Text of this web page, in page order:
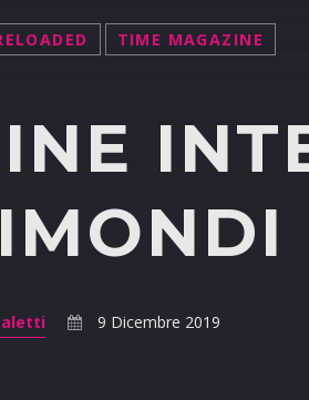
TIME MAGAZINE
9 Dicembre 2019